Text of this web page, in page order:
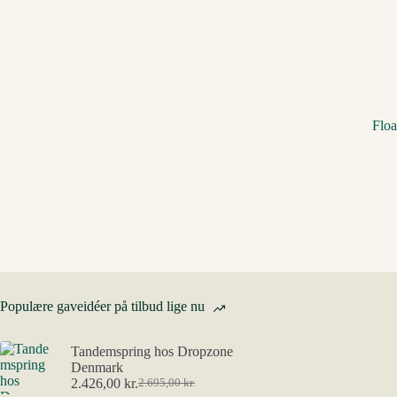
Populære gaveidéer på tilbud lige nu
Tandemspring hos Dropzone
Denmark
2.695,00kr.
Den
2.426,00 kr.Den